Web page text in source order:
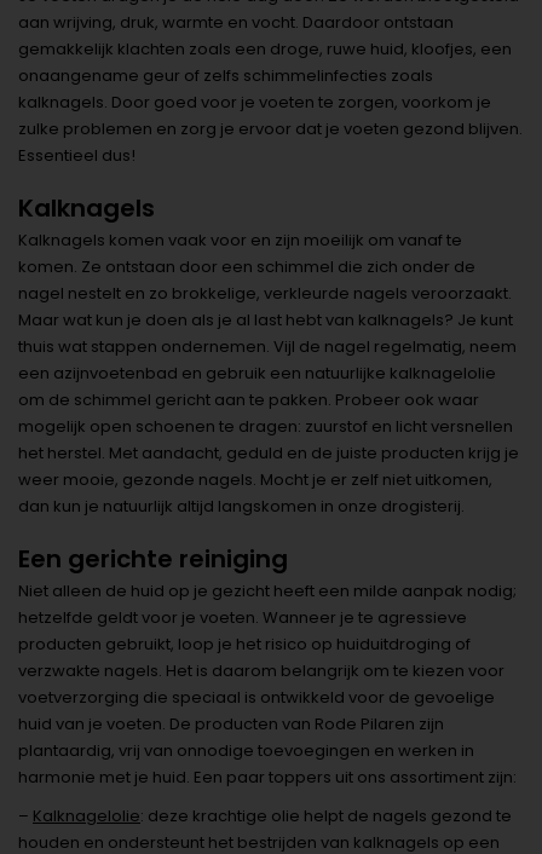
aan wrijving, druk, warmte en vocht. Daardoor ontstaan
gemakkelijk klachten zoals een droge, ruwe huid, kloofjes, een
onaangename geur of zelfs schimmelinfecties zoals
kalknagels. Door goed voor je voeten te zorgen, voorkom je
zulke problemen en zorg je ervoor dat je voeten gezond blijven.
Essentieel dus!
Kalknagels
Kalknagels komen vaak voor en zijn moeilijk om vanaf te
komen. Ze ontstaan door een schimmel die zich onder de
nagel nestelt en zo brokkelige, verkleurde nagels veroorzaakt.
Maar wat kun je doen als je al last hebt van kalknagels? Je kunt
thuis wat stappen ondernemen. Vijl de nagel regelmatig, neem
een azijnvoetenbad en gebruik een natuurlijke kalknagelolie
om de schimmel gericht aan te pakken. Probeer ook waar
mogelijk open schoenen te dragen: zuurstof en licht versnellen
het herstel. Met aandacht, geduld en de juiste producten krijg je
weer mooie, gezonde nagels. Mocht je er zelf niet uitkomen,
dan kun je natuurlijk altijd langskomen in onze drogisterij.
Een gerichte reiniging
Niet alleen de huid op je gezicht heeft een milde aanpak nodig;
hetzelfde geldt voor je voeten. Wanneer je te agressieve
producten gebruikt, loop je het risico op huiduitdroging of
verzwakte nagels. Het is daarom belangrijk om te kiezen voor
voetverzorging die speciaal is ontwikkeld voor de gevoelige
huid van je voeten. De producten van Rode Pilaren zijn
plantaardig, vrij van onnodige toevoegingen en werken in
harmonie met je huid. Een paar toppers uit ons assortiment zijn:
– Kalknagelolie: deze krachtige olie helpt de nagels gezond te
houden en ondersteunt het bestrijden van kalknagels op een